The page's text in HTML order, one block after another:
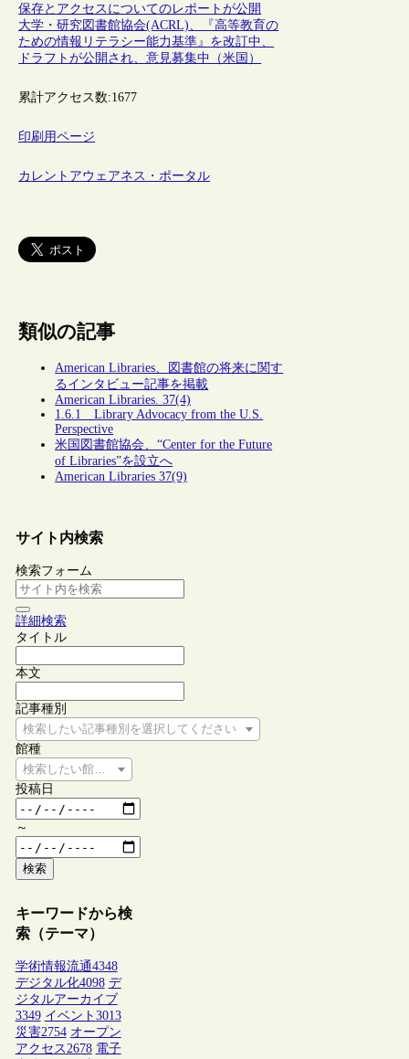
保存とアクセスについてのレポートが公開
大学・研究図書館協会(ACRL)、『高等教育の
ための情報リテラシー能力基準』を改訂中、
ドラフトが公開され、意見募集中（米国）
累計アクセス数:1677
印刷用ページ
カレントアウェアネス・ポータル
類似の記事
American Libraries、図書館の将来に関す
るインタビュー記事を掲載
American Libraries. 37(4)
1.6.1 Library Advocacy from the U.S.
Perspective
米国図書館協会、“Center for the Future
of Libraries”を設立へ
American Libraries 37(9)
サイト内検索
検索フォーム
詳細検索
タイトル
本文
記事種別
検索したい記事種別を選択してください
館種
検索したい館種を選択してください
投稿日
～
検索
キーワードから検
索（テーマ）
学術情報流通4348
デジタル化4098 デ
ジタルアーカイブ
3349 イベント 3013
災害2754 オープン
アクセス2678 電子